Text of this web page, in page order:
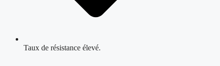
Taux de résistance élevé.